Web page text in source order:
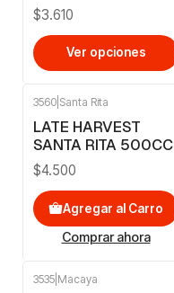
$3.610
Ver opciones
3560 Santa Rita
LATE HARVEST
SANTA RITA 500CC
$4.500
Agregar al Carro
Comprar ahora
3535 Macaya